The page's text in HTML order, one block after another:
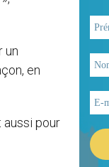
un
en
aussi pour